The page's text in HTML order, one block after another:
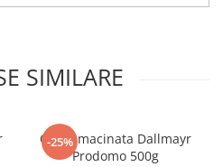
SIMILARE
-25%
Cafea macinata Dallmayr
Prodomo 500g